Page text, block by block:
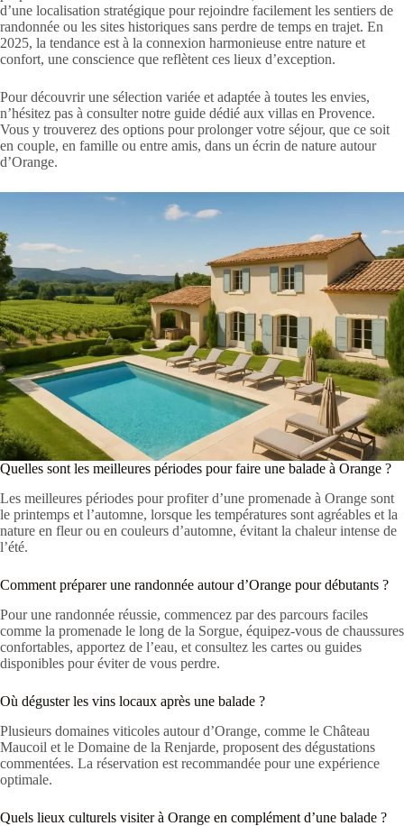
d’une localisation stratégique pour rejoindre facilement les sentiers de
randonnée ou les sites historiques sans perdre de temps en trajet. En
2025, la tendance est à la connexion harmonieuse entre nature et
confort, une conscience que reflètent ces lieux d’exception.
Pour découvrir une sélection variée et adaptée à toutes les envies,
n’hésitez pas à consulter notre guide dédié aux villas en Provence.
Vous y trouverez des options pour prolonger votre séjour, que ce soit
en couple, en famille ou entre amis, dans un écrin de nature autour
d’Orange.
Quelles sont les meilleures périodes pour faire une balade à Orange ?
Les meilleures périodes pour profiter d’une promenade à Orange sont
le printemps et l’automne, lorsque les températures sont agréables et la
nature en fleur ou en couleurs d’automne, évitant la chaleur intense de
l’été.
Comment préparer une randonnée autour d’Orange pour débutants ?
Pour une randonnée réussie, commencez par des parcours faciles
comme la promenade le long de la Sorgue, équipez-vous de chaussures
confortables, apportez de l’eau, et consultez les cartes ou guides
disponibles pour éviter de vous perdre.
Où déguster les vins locaux après une balade ?
Plusieurs domaines viticoles autour d’Orange, comme le Château
Maucoil et le Domaine de la Renjarde, proposent des dégustations
commentées. La réservation est recommandée pour une expérience
optimale.
Quels lieux culturels visiter à Orange en complément d’une balade ?